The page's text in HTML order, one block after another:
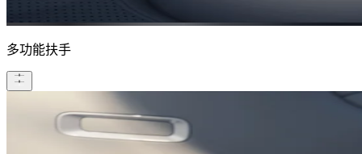
多功能扶手​